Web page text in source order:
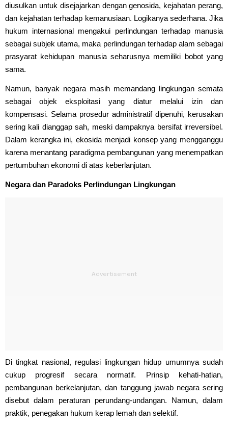
diusulkan untuk disejajarkan dengan genosida, kejahatan perang,
dan kejahatan terhadap kemanusiaan. Logikanya sederhana. Jika
hukum internasional mengakui perlindungan terhadap manusia
sebagai subjek utama, maka perlindungan terhadap alam sebagai
prasyarat kehidupan manusia seharusnya memiliki bobot yang
sama.
Namun, banyak negara masih memandang lingkungan semata
sebagai objek eksploitasi yang diatur melalui izin dan
kompensasi. Selama prosedur administratif dipenuhi, kerusakan
sering kali dianggap sah, meski dampaknya bersifat irreversibel.
Dalam kerangka ini, ekosida menjadi konsep yang mengganggu
karena menantang paradigma pembangunan yang menempatkan
pertumbuhan ekonomi di atas keberlanjutan.
Negara dan Paradoks Perlindungan Lingkungan
Di tingkat nasional, regulasi lingkungan hidup umumnya sudah
cukup progresif secara normatif. Prinsip kehati-hatian,
pembangunan berkelanjutan, dan tanggung jawab negara sering
disebut dalam peraturan perundang-undangan. Namun, dalam
praktik, penegakan hukum kerap lemah dan selektif.